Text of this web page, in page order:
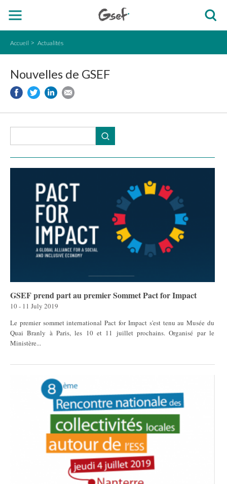
Accueil Actualités
Nouvelles de GSEF
GSEF prend part au premier Sommet Pact for Impact
10 - 11 July 2019
Le premier sommet international Pact for Impact s'est tenu au Musée du
Quai Branly à Paris, les 10 et 11 juillet prochains. Organisé par le
Ministère...